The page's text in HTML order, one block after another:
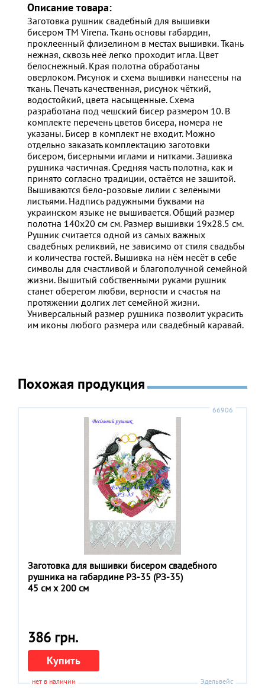
Описание товара:
Заготовка рушник свадебный для вышивки
бисером ТМ Virena. Ткань основы габардин,
проклеенный флизелином в местах вышивки. Ткань
нежная, сквозь неё легко проходит игла. Цвет
белоснежный. Края полотна обработаны
оверлоком. Рисунок и схема вышивки нанесены на
ткань. Печать качественная, рисунок чёткий,
водостойкий, цвета насыщенные. Схема
разработана под чешский бисер размером 10. В
комплекте перечень цветов бисера, номера не
указаны. Бисер в комплект не входит. Можно
отдельно заказать комплектацию заготовки
бисером, бисерными иглами и нитками. Зашивка
рушника частичная. Средняя часть полотна, как и
принято согласно традиции, остаётся не зашитой.
Вышиваются бело-розовые лилии с зелёными
листьями. Надпись радужными буквами на
украинском языке не вышивается. Общий размер
полотна 140х20 см см. Размер вышивки 19х28.5 см.
Рушник считается одной из самых важных
свадебных реликвий, не зависимо от стиля свадьбы
и количества гостей. Вышивка на нём несёт в себе
символы для счастливой и благополучной семейной
жизни. Вышитый собственными руками рушник
станет оберегом любви, верности и счастья на
протяжении долгих лет семейной жизни.
Универсальный размер рушника позволит украсить
им иконы любого размера или свадебный каравай.
Похожая продукция
66906
Заготовка для вышивки бисером свадебного
рушника на габардине РЗ-35 (РЗ-35)
45 см x 200 см
386 грн.
Купить
нет в наличии Эдельвейс